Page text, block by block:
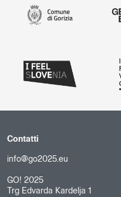
Contatti
info@go2025.eu
GO! 2025
Trg Edvarda Kardelja 1